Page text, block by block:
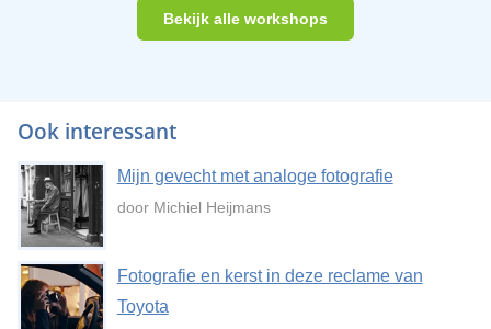
Bekijk alle workshops
Ook interessant
Mijn gevecht met analoge fotografie
door Michiel Heijmans
Fotografie en kerst in deze reclame van
Toyota